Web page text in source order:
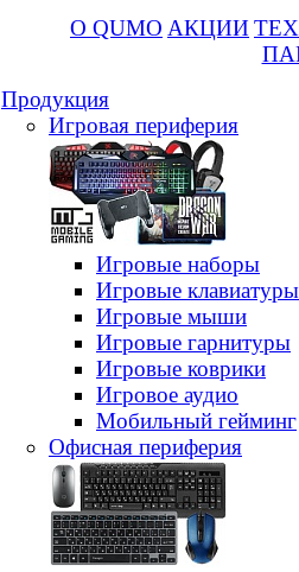
О QUMO АКЦИИ
Продукция
Игровая периферия
Игровые наборы
Игровые клавиатуры
Игровые мыши
Игровые гарнитуры
Игровые коврики
Игровое аудио
Мобильный гейминг
Офисная периферия